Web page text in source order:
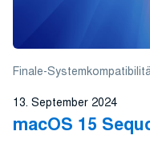
Finale-
13. September 2024
macOS 15